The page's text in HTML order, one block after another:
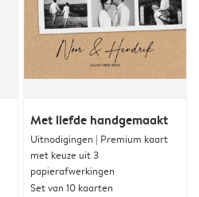
Met liefde handgemaakt
Uitnodigingen | Premium kaart
met keuze uit 3
papierafwerkingen
Set van 10 kaarten